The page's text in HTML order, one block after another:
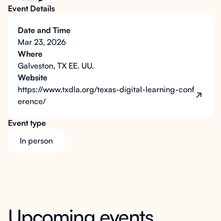
Event Details
Date and Time
Mar 23, 2026
Where
Galveston, TX EE. UU.
Website
https://www.txdla.org/texas-digital-learning-conf
erence/
Event type
In person